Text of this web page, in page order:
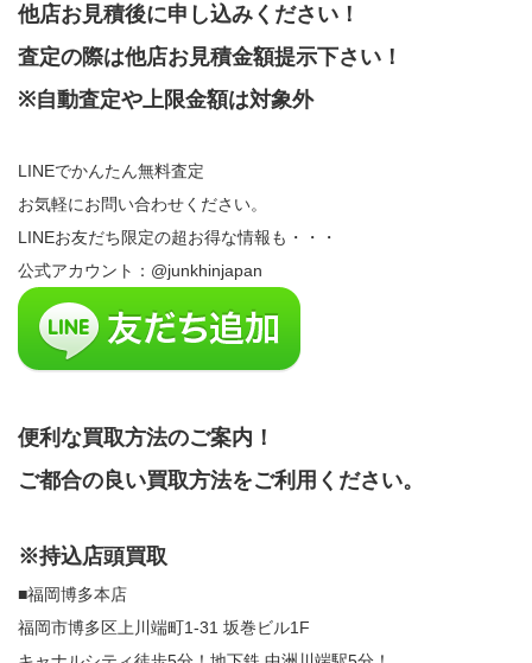
他店お見積後に申し込みください！
査定の際は他店お見積金額提示下さい！
※自動査定や上限金額は対象外
LINEでかんたん無料査定
お気軽にお問い合わせください。
LINEお友だち限定の超お得な情報も・・・
公式アカウント：@junkhinjapan
便利な買取方法のご案内！
ご都合の良い買取方法をご利用ください。
※持込店頭買取
■福岡博多本店
福岡市博多区上川端町1-31 坂巻ビル1F